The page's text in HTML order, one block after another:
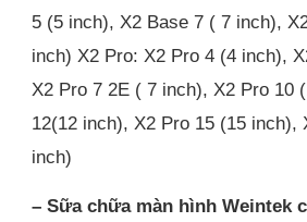
5 (5 inch), X2 Base 7 ( 7 inch),
inch) X2 Pro: X2 Pro 4 (4 inch),
X2 Pro 7 2E ( 7 inch), X2 Pro 10
12(12 inch), X2 Pro 15 (15 inch),
inch)
– Sữa chữa màn hình Weintek